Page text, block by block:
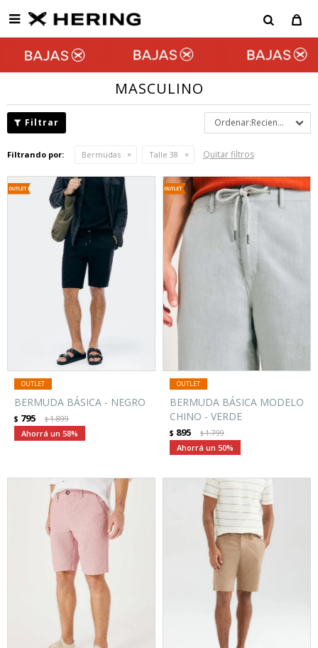

MASCULINO
Recientes
Filtrando por: Bermudas Talle 38 Quitar filtros
BERMUDA BÁSICA - NEGRO
$ 795 $1.899
58
BERMUDA BÁSICA MODELO
CHINO - VERDE
$ 895 $1.799
50